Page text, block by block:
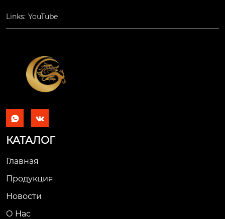
Links: YouTube
 
КАТАЛОГ
Главная
Продукция
Новости
О Hас